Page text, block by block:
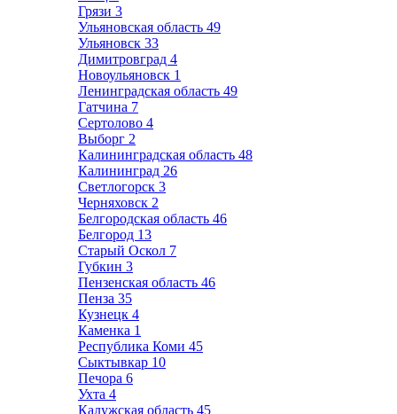
Грязи 3
Ульяновская область 49
Ульяновск 33
Димитровград 4
Новоульяновск 1
Ленинградская область 49
Гатчина 7
Сертолово 4
Выборг 2
Калининградская область 48
Калининград 26
Светлогорск 3
Черняховск 2
Белгородская область 46
Белгород 13
Старый Оскол 7
Губкин 3
Пензенская область 46
Пенза 35
Кузнецк 4
Каменка 1
Республика Коми 45
Сыктывкар 10
Печора 6
Ухта 4
Калужская область 45